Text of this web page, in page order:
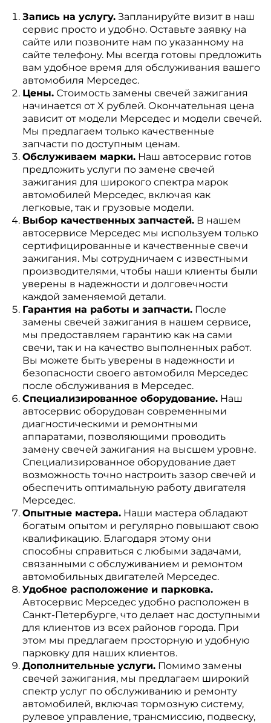
Запись на услугу.Запланируйте визит в наш
сервис просто и удобно. Оставьте заявку на
сайте или позвоните нам по указанному на
сайте телефону. Мы всегда готовы предложить
вам удобное время для обслуживания вашего
автомобиля Мерседес.
Цены.Стоимость замены свечей зажигания
начинается от X рублей. Окончательная цена
зависит от модели Мерседес и модели свечей.
Мы предлагаем только качественные
запчасти по доступным ценам.
Обслуживаем марки.Наш автосервис готов
предложить услуги по замене свечей
зажигания для широкого спектра марок
автомобилей Мерседес, включая как
легковые, так и грузовые модели.
Выбор качественных запчастей.В нашем
автосервисе Мерседес мы используем только
сертифицированные и качественные свечи
зажигания. Мы сотрудничаем с известными
производителями, чтобы наши клиенты были
уверены в надежности и долговечности
каждой заменяемой детали.
Гарантия на работы и запчасти.После
замены свечей зажигания в нашем сервисе,
мы предоставляем гарантию как на сами
свечи, так и на качество выполненных работ.
Вы можете быть уверены в надежности и
безопасности своего автомобиля Мерседес
после обслуживания в Мерседес.
Специализированное оборудование.Наш
автосервис оборудован современными
диагностическими и ремонтными
аппаратами, позволяющими проводить
замену свечей зажигания на высшем уровне.
Специализированное оборудование дает
возможность точно настроить зазор свечей и
обеспечить оптимальную работу двигателя
Мерседес.
Опытные мастера.Наши мастера обладают
богатым опытом и регулярно повышают свою
квалификацию. Благодаря этому они
способны справиться с любыми задачами,
связанными с обслуживанием и ремонтом
автомобильных двигателей Мерседес.
Удобное расположение и парковка.
Автосервис Мерседес удобно расположен в
Санкт-Петербурге, что делает нас доступными
для клиентов из всех районов города. При
этом мы предлагаем просторную и удобную
парковку для наших клиентов.
Дополнительные услуги.Помимо замены
свечей зажигания, мы предлагаем широкий
спектр услуг по обслуживанию и ремонту
автомобилей, включая тормозную систему,
рулевое управление, трансмиссию, подвеску,